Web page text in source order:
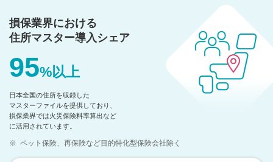
損保業界における
住所マスター導入シェア
95%以上
日本全国の住所を収録した
マスターファイルを提供しており、
損保業界では火災保険料率算出など
に活用されています。
※ ペット保険、再保険など目的特化型保険会社除く